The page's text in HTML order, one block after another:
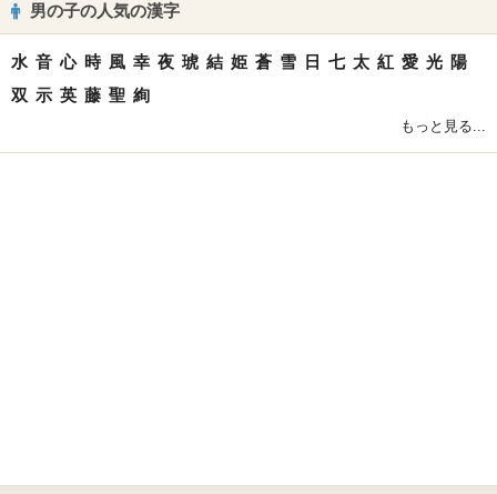
男の子の人気の漢字
水 音 心 時 風 幸 夜 琥 結 姫 蒼 雪 日 七 太 紅 愛 光 陽
双 示 英 藤 聖 絢
もっと見る...